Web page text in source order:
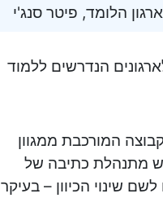
הלומד, פיטר סנג'י
הנדרשים ללמוד
המורכבת ממגוון
מתנהלת כתיבה של
שינוי הכיוון – בעיקר